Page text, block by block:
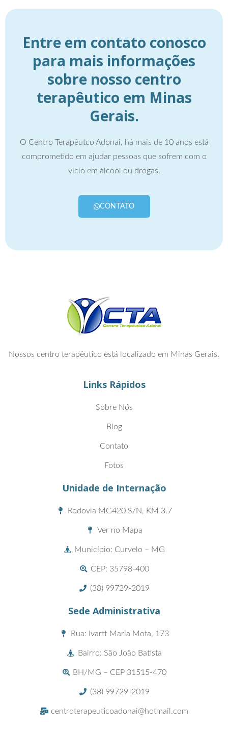
Entre em contato conosco
para mais informações
sobre nosso centro
terapêutico em Minas
Gerais.
O Centro Terapêutco Adonai, há mais de 10 anos está
comprometido em ajudar pessoas que sofrem com o
vício em álcool ou drogas.
CONTATO
Nossos centro terapêutico está localizado em Minas Gerais.
Links Rápidos
Sobre Nós
Blog
Contato
Fotos
Unidade de Internação
Rodovia MG420 S/N, KM 3.7
Ver no Mapa
Município: Curvelo – MG
CEP: 35798-400
(38) 99729-2019
Sede Administrativa
Rua: Ivartt Maria Mota, 173
Bairro: São João Batista
BH/MG – CEP 31515-470
(38) 99729-2019
centroterapeuticoadonai@hotmail.com